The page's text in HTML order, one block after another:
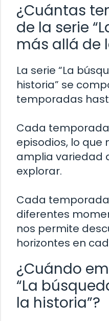
¿Cuántas
de la serie
más allá de
La serie “La
historia” se
temporadas
Cada
episodios, lo que
amplia variedad
explorar.
Cada
diferentes
nos permite
horizontes en
¿Cuándo
“La
la historia”?